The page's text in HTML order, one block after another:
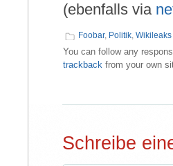
(ebenfalls via
Foobar, Politik, Wikileaks
You can follow any
trackback from your own
Schreibe